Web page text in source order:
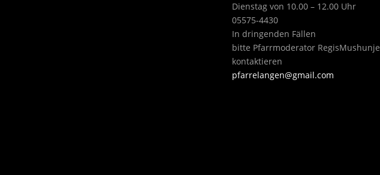
Dienstag von 10.00 – 12.00 Uhr
05575-4430
In dringenden Fällen
bitte Pfarrmoderator RegisMushunje
kontaktieren
pfarrelangen@gmail.com